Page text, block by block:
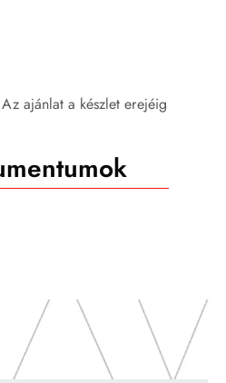
ajánlat a készlet erejéig